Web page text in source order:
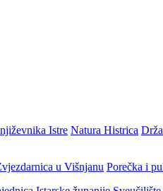
Istre Natura Histrica
u Višnjanu Porečka i